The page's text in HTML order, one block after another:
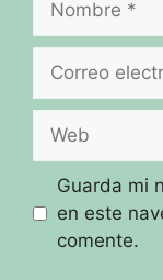
electrónico
Guarda mi
en este
comente.